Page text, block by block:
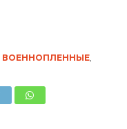
ВОЕННОПЛЕННЫЕ,